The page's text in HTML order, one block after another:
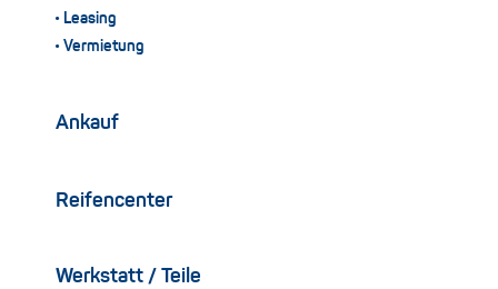
Leasing
Vermietung
Ankauf
Reifencenter
Werkstatt / Teile